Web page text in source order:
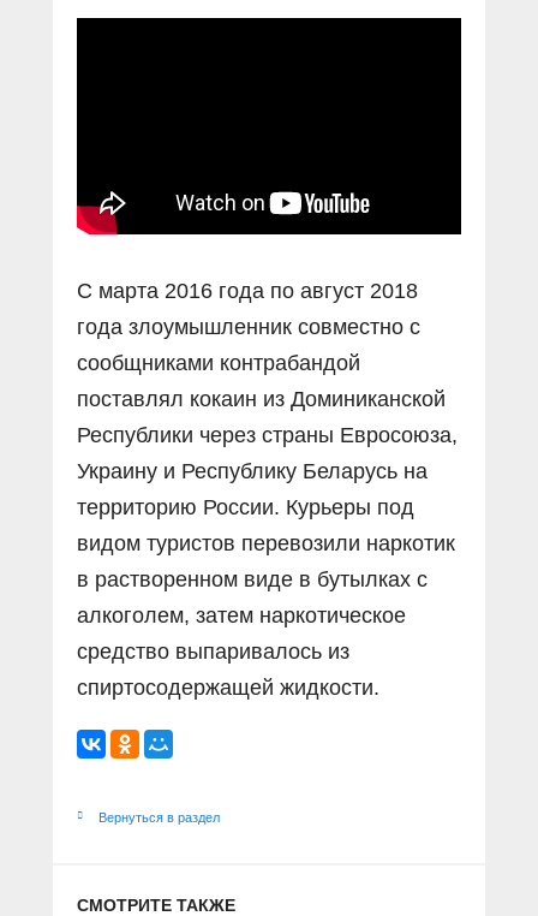
С марта 2016 года по август 2018
года злоумышленник совместно с
сообщниками контрабандой
поставлял кокаин из Доминиканской
Республики через страны Евросоюза,
Украину и Республику Беларусь на
территорию России. Курьеры под
видом туристов перевозили наркотик
в растворенном виде в бутылках с
алкоголем, затем наркотическое
средство выпаривалось из
спиртосодержащей жидкости.
Вернуться в раздел
СМОТРИТЕ ТАКЖЕ